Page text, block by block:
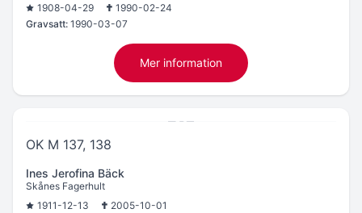
1908-04-29
1990-02-24
Gravsatt: 1990-03-07
Mer information
OK M 137, 138
Ines Jerofina Bäck
Skånes Fagerhult
1911-12-13
2005-10-01